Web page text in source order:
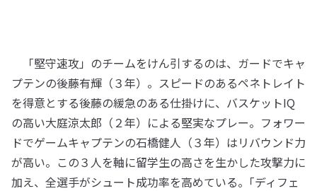
「堅守速攻」のチームをけん引するのは、ガードでキャ
プテンの後藤有輝（３年）。スピードのあるペネトレイト
を得意とする後藤の緩急のある仕掛けに、バスケットIQ
の高い大庭涼太郎（２年）による堅実なプレー。フォワー
ドでゲームキャプテンの石橋健人（３年）はリバウンド力
が高い。この３人を軸に留学生の高さを生かした攻撃力に
加え、全選手がシュート成功率を高めている。｢ディフェ